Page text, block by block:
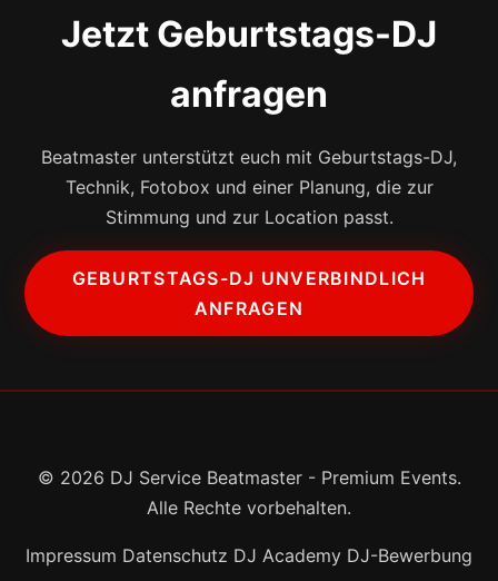
Jetzt Geburtstags-DJ
anfragen
Beatmaster unterstützt euch mit Geburtstags-DJ,
Technik, Fotobox und einer Planung, die zur
Stimmung und zur Location passt.
GEBURTSTAGS-DJ UNVERBINDLICH
ANFRAGEN
© 2026 DJ Service Beatmaster - Premium Events.
Alle Rechte vorbehalten.
Impressum Datenschutz DJ Academy DJ-Bewerbung